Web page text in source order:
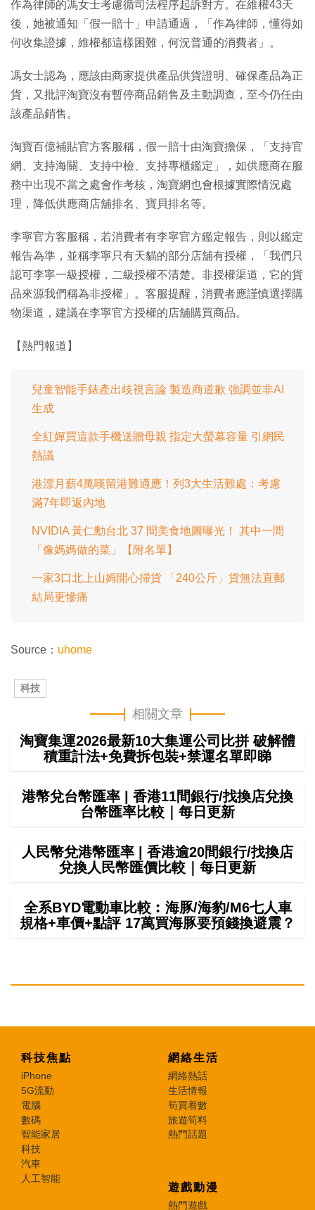
作為律師的馮女士考慮循司法程序起訴對方。在維權43天
後，她被通知「假一賠十」申請通過，「作為律師，懂得如
何收集證據，維權都這樣困難，何況普通的消費者」。
馮女士認為，應該由商家提供產品供貨證明、確保產品為正
貨，又批評淘寶沒有暫停商品銷售及主動調查，至今仍任由
該產品銷售。
淘寶百億補貼官方客服稱，假一賠十由淘寶擔保，「支持官
網、支持海關、支持中檢、支持專櫃鑑定」，如供應商在服
務中出現不當之處會作考核，淘寶網也會根據實際情況處
理，降低供應商店舖排名、寶貝排名等。
李寧官方客服稱，若消費者有李寧官方鑑定報告，則以鑑定
報告為準，並稱李寧只有天貓的部分店舖有授權，「我們只
認可李寧一級授權，二級授權不清楚。非授權渠道，它的貨
品來源我們稱為非授權」。客服提醒，消費者應謹慎選擇購
物渠道，建議在李寧官方授權的店舖購買商品。
【熱門報道】
兒童智能手錶產出歧視言論 製造商道歉 強調並非AI
生成
全紅嬋買這款手機送贈母親 指定大螢幕容量 引網民
熱議
港漂月薪4萬嘆留港難適應！列3大生活難處：考慮
滿7年即返內地
NVIDIA 黃仁勳台北 37 間美食地圖曝光！ 其中一間
「像媽媽做的菜」【附名單】
一家3口北上山姆開心掃貨 「240公斤」貨無法直郵
結局更慘痛
Source： uhome
科技
相關文章
淘寶集運2026最新10大集運公司比拼 破解體
積重計法+免費拆包裝+禁運名單即睇
港幣兌台幣匯率 | 香港11間銀行/找換店兌換
台幣匯率比較｜每日更新
人民幣兌港幣匯率 | 香港逾20間銀行/找換店
兌換人民幣匯價比較｜每日更新
全系BYD電動車比較︰海豚/海豹/M6七人車
規格+車價+點評 17萬買海豚要預錢換避震？
科技焦點
iPhone
5G流動
電腦
數碼
智能家居
科技
汽車
人工智能
網絡生活
網絡熱話
生活情報
筍買着數
旅遊筍料
熱門話題
遊戲動漫
熱門遊戲